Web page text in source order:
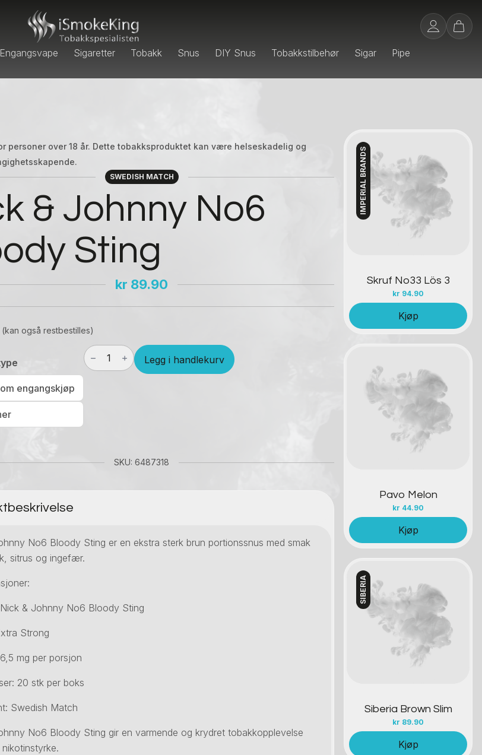
Engangsvape Sigaretter Tobakk Snus DIY Snus Tobakkstilbehør Sigar Pipe
personer over 18 år. Dette tobakksproduktet kan være helseskadelig og
SWEDISH MATCH
& Johnny No6
Sting
kr 89.90
(kan også restbestilles)
engangskjøp
Nick
&
Johnny
Legg i handlekurv
SKU: 6487318
No6 Bloody Sting er en ekstra sterk brun portionssnus med smak
sitrus og ingefær.
& Johnny No6 Bloody Sting
Strong
mg per porsjon
20 stk per boks
Swedish Match
No6 Bloody Sting gir en varmende og krydret tobakkopplevelse
IMPERIAL BRANDS
Skruf No33 Lös 3
kr 94.90
Kontakt oss
Kjøp
Pavo Melon
kr 44.90
Kontakt oss
Kjøp
SIBERIA
Siberia Brown Slim
kr 89.90
Kontakt oss
Kjøp